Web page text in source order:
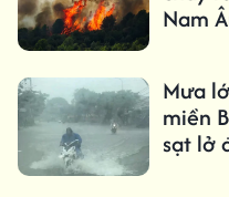
Nam
Mưa
miền
sạt lở